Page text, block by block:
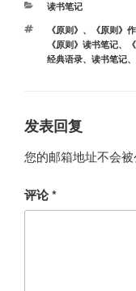
分
读书笔记
标
签
《原则》 、 《原则》
《原则》读书笔记、
经典语录、 读书笔记、
发表回复
您的邮箱地址不会被
评论*